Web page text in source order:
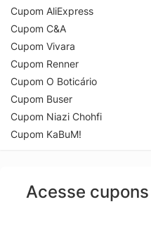
Cupom AliExpress
Cupom C&A
Cupom Vivara
Cupom Renner
Cupom O Boticário
Cupom Buser
Cupom Niazi Chohfi
Cupom KaBuM!
Acesse